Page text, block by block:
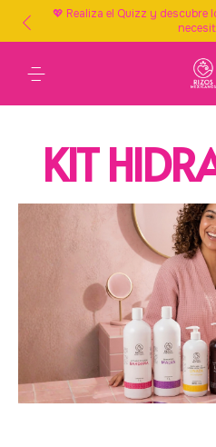
💖 Realiza el Quizz y
KIT